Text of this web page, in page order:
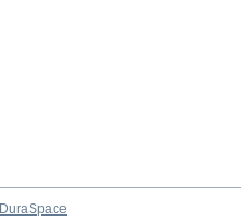
DuraSpace